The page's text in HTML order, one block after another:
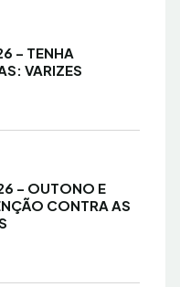
– TENHA
VARIZES
– OUTONO E
CONTRA AS